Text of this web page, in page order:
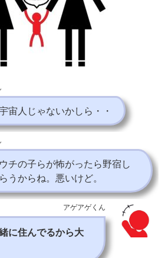
宙人じゃないかしら・・
チの子らが怖がったら野宿し
うからね。悪いけど。
アゲアゲくん
に住んでるから大